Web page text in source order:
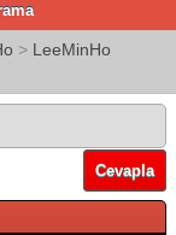
> LeeMinHo
Cevapla